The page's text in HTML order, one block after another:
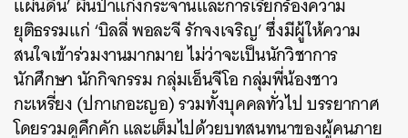
ยุติธรรมแก่ ‘บิลลี่ พอละจี รักจงเจริญ’ ซึ่งมีผู้ให้ความ
สนใจเข้าร่วมงานมากมาย ไม่ว่าจะเป็นนักวิชาการ
นักศึกษา นักกิจกรรม กลุ่มเอ็นจีโอ กลุ่มพี่น้องชาว
กะเหรี่ยง (ปกาเกอะญอ) รวมทั้งบุคคลทั่วไป บรรยากาศ
โดยรวมดูคึกคัก และเต็มไปด้วยบทสนทนาของผู้คนภาย